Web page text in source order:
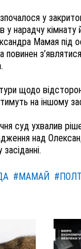
у
нарадчу кімнату
Мамая під
повинен
щодо
на іншому
суд ухвалив
над
#МАМАЙ